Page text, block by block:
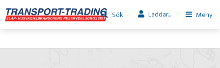
Sök Laddar... Meny